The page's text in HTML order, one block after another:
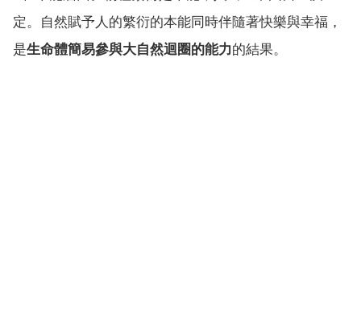
定。自然賦予人的繁衍的本能同時伴隨著快樂與幸福，
是生命體簡易參與大自然迴圈的能力的結果。